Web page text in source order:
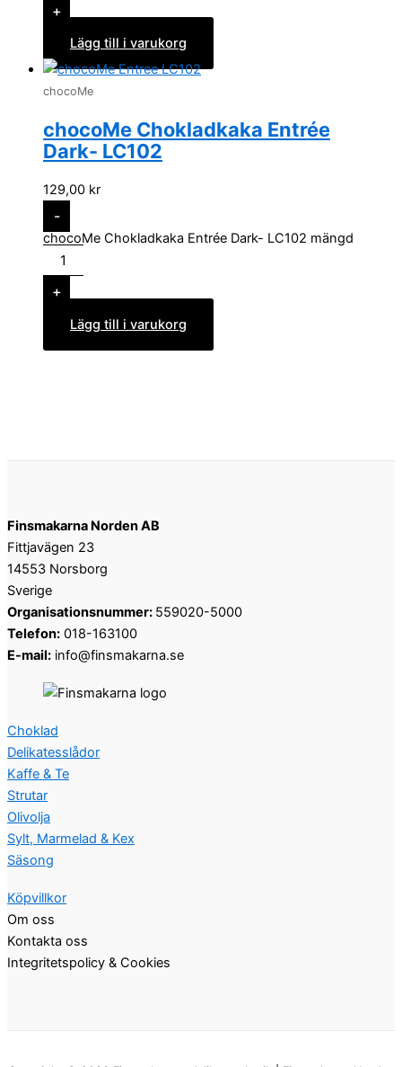
+
Lägg till i varukorg
chocoMe
chocoMe Chokladkaka Entrée
Dark- LC102
129,00 kr
-
chocoMe Chokladkaka Entrée Dark- LC102 mängd
+
Lägg till i varukorg
Finsmakarna Norden AB
Fittjavägen 23
14553 Norsborg
Sverige
Organisationsnummer: 559020-5000
Telefon: 018-163100
E-mail: info@finsmakarna.se
Choklad
Delikatesslådor
Kaffe & Te
Strutar
Olivolja
Sylt, Marmelad & Kex
Säsong
Köpvillkor
Om oss
Kontakta oss
Integritetspolicy & Cookies